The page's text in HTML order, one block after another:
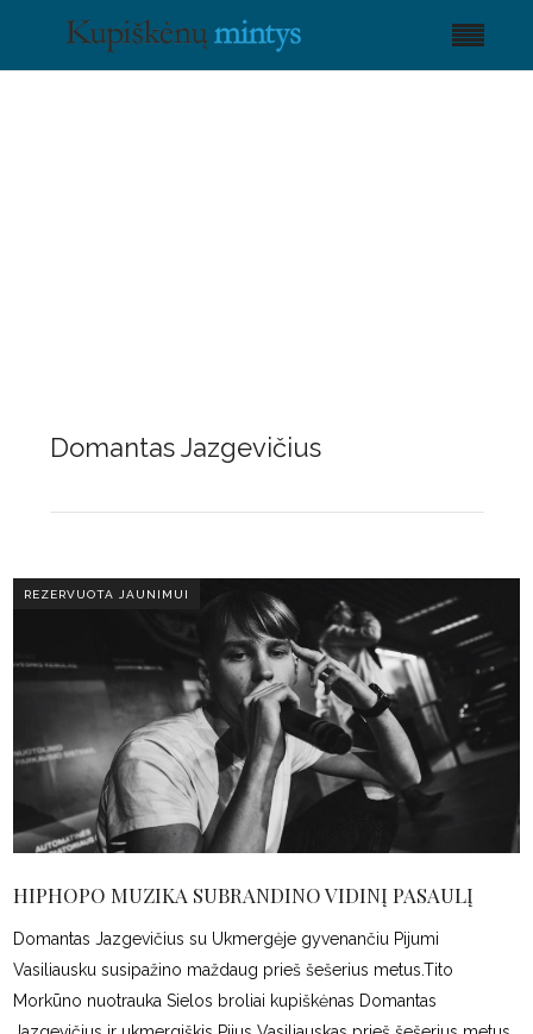
Domantas Jazgevičius
REZERVUOTA JAUNIMUI
HIPHOPO MUZIKA SUBRANDINO VIDINĮ PASAULĮ
Domantas Jazgevičius su Ukmergėje gyvenančiu Pijumi
Vasiliausku susipažino maždaug prieš šešerius metus.Tito
Morkūno nuotrauka Sielos broliai kupiškėnas Domantas